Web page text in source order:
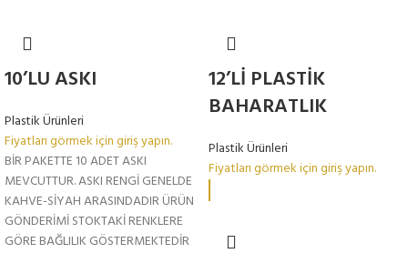
10’LU ASKI
Plastik Ürünleri
Fiyatları görmek için giriş yapın.
BİR PAKETTE 10 ADET ASKI
MEVCUTTUR. ASKI RENGİ GENELDE
KAHVE-SİYAH ARASINDADIR ÜRÜN
GÖNDERİMİ STOKTAKİ RENKLERE
GÖRE BAĞLILIK GÖSTERMEKTEDİR
12’Lİ PLASTİK
BAHARATLIK
Plastik Ürünleri
Fiyatları görmek için giriş yapın.